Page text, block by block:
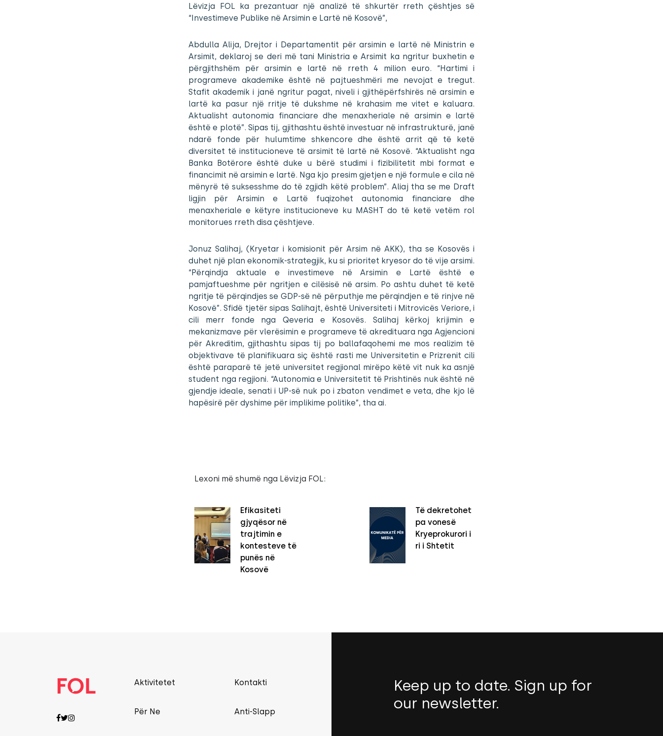
Lëvizja FOL ka prezantuar një analizë të shkurtër rreth çështjes së
“Investimeve Publike në Arsimin e Lartë në Kosovë”,
Abdulla Alija, Drejtor i Departamentit për arsimin e lartë në Ministrin e
Arsimit, deklaroj se deri më tani Ministria e Arsimit ka ngritur buxhetin e
përgjithshëm për arsimin e lartë në rreth 4 milion euro. “Hartimi i
programeve akademike është në pajtueshmëri me nevojat e tregut.
Stafit akademik i janë ngritur pagat, niveli i gjithëpërfshirës në arsimin e
lartë ka pasur një rritje të dukshme në krahasim me vitet e kaluara.
Aktualisht autonomia financiare dhe menaxheriale në arsimin e lartë
është e plotë”. Sipas tij, gjithashtu është investuar në infrastrukturë, janë
ndarë fonde për hulumtime shkencore dhe është arrit që të ketë
diversitet të institucioneve të arsimit të lartë në Kosovë. “Aktualisht nga
Banka Botërore është duke u bërë studimi i fizibilitetit mbi format e
financimit në arsimin e lartë. Nga kjo presim gjetjen e një formule e cila në
mënyrë të suksesshme do të zgjidh këtë problem”. Aliaj tha se me Draft
ligjin për Arsimin e Lartë fuqizohet autonomia financiare dhe
menaxheriale e këtyre institucioneve ku MASHT do të ketë vetëm rol
monitorues rreth disa çështjeve.
Jonuz Salihaj, (Kryetar i komisionit për Arsim në AKK), tha se Kosovës i
duhet një plan ekonomik-strategjik, ku si prioritet kryesor do të vije arsimi.
“Përqindja aktuale e investimeve në Arsimin e Lartë është e
pamjaftueshme për ngritjen e cilësisë në arsim. Po ashtu duhet të ketë
ngritje të përqindjes se GDP-së në përputhje me përqindjen e të rinjve në
Kosovë”. Sfidë tjetër sipas Salihajt, është Universiteti i Mitrovicës Veriore, i
cili merr fonde nga Qeveria e Kosovës. Salihaj kërkoj krijimin e
mekanizmave për vlerësimin e programeve të akredituara nga Agjencioni
për Akreditim, gjithashtu sipas tij po ballafaqohemi me mos realizim të
objektivave të planifikuara siç është rasti me Universitetin e Prizrenit cili
është paraparë të jetë universitet regjional mirëpo këtë vit nuk ka asnjë
student nga regjioni. “Autonomia e Universitetit të Prishtinës nuk është në
gjendje ideale, senati i UP-së nuk po i zbaton vendimet e veta, dhe kjo lë
hapësirë për dyshime për implikime politike”, tha ai.
Lexoni më shumë nga Lëvizja FOL:
Efikasiteti
gjyqësor në
trajtimin e
kontesteve të
punës në
Kosovë
Të dekretohet
pa vonesë
Kryeprokurori i
ri i Shtetit
Aktivitetet
Për Ne
Kontakti
Anti-Slapp
Keep up to date. Sign up for
our newsletter.